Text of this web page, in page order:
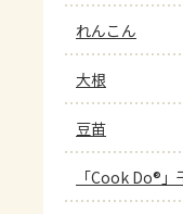
れんこん
大根
豆苗
「Cook Do®